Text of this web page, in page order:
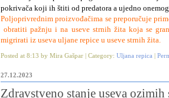
pokrivača koji ih štiti od predatora a ujedno
Poljoprivrednim proizvođačima se preporučuje
obratiti pažnju i na useve strnih žita koja se
migrirati iz useva uljane repice u useve strnih žita.
Posted at 8:13 by Mira Gašpar | Category: Uljana repica
27.12.2023
Zdravstveno stanje useva